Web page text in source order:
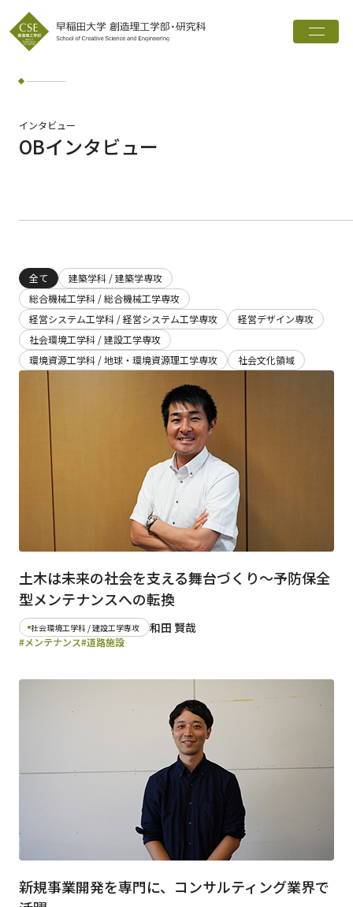
トップ
創造理工学部とは
学科・専攻
インタビュー
ワード検索
検索
早稲田大学 早稲田大学 理工学術院
交通アクセス
入試情報
English
インタビュー
OBインタビュー
全て
建築学科 / 建築学専攻
総合機械工学科 / 総合機械工学専攻
経営システム工学科 / 経営システム工学専攻
経営デザイン専攻
社会環境工学科 / 建設工学専攻
環境資源工学科 / 地球・環境資源理工学専攻
社会文化領域
土木は未来の社会を支える舞台づくり～予防保全
型メンテナンスへの転換
社会環境工学科 / 建設工学専攻 和田 賢哉
#メンテナンス#道路施設
新規事業開発を専門に、コンサルティング業界で